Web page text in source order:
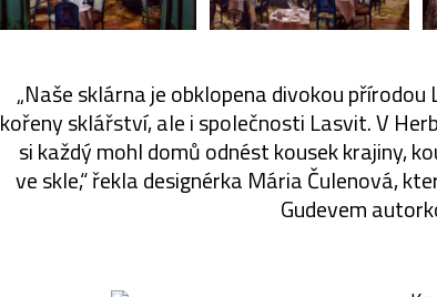
„Naše sklárna je obklopena divokou
kořeny sklářství, ale i společnosti Lasvit. V
si každý mohl domů odnést kousek krajiny,
ve skle,“ řekla designérka Mária Čulenová,
Gudevem